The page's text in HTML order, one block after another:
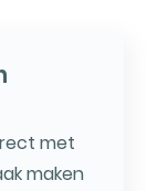
met
maken